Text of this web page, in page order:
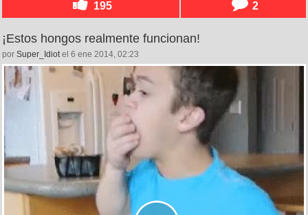
195 2
¡Estos hongos realmente funcionan!
por Super_Idiotel 6 ene 2014, 02:23